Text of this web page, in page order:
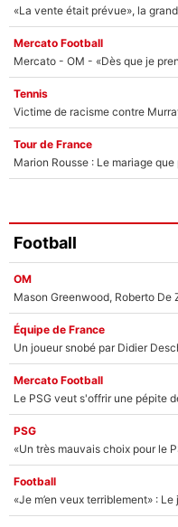
«La vente était prévue», la
Mercato Football
Tennis
Tour de France
Marion Rousse : Le mariage
Football
OM
Équipe de France
Mercato Football
PSG
Football